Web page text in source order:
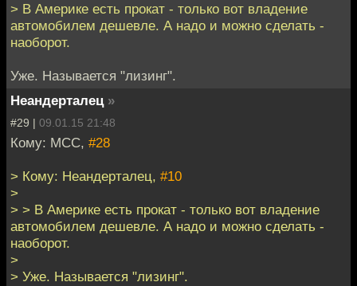
> В Америке есть прокат - только вот владение
автомобилем дешевле. А надо и можно сделать -
наоборот.
Уже. Называется "лизинг".
Неандерталец »
#29 | 09.01.15 21:48
Кому: MCC, #28
> Кому: Неандерталец, #10
>
> > В Америке есть прокат - только вот владение
автомобилем дешевле. А надо и можно сделать -
наоборот.
>
> Уже. Называется "лизинг".